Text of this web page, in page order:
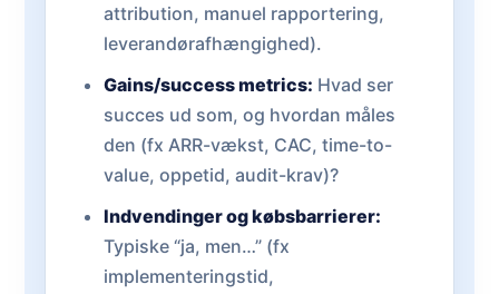
attribution, manuel rapportering,
leverandørafhængighed).
Gains/success metrics: Hvad ser
succes ud som, og hvordan måles
den (fx ARR-vækst, CAC, time-to-
value, oppetid, audit-krav)?
Indvendinger og købsbarrierer:
Typiske “ja, men…” (fx
implementeringstid,